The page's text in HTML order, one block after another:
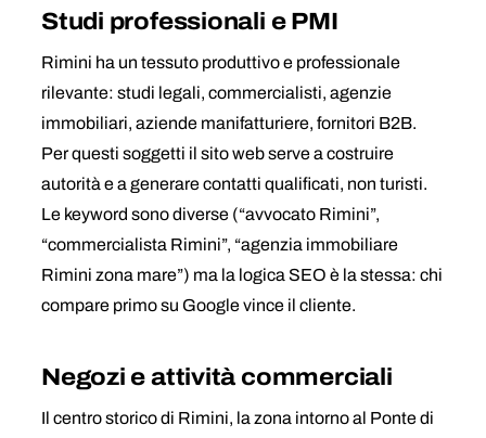
Studi professionali e PMI
Rimini ha un tessuto produttivo e professionale
rilevante: studi legali, commercialisti, agenzie
immobiliari, aziende manifatturiere, fornitori B2B.
Per questi soggetti il sito web serve a costruire
autorità e a generare contatti qualificati, non turisti.
Le keyword sono diverse (“avvocato Rimini”,
“commercialista Rimini”, “agenzia immobiliare
Rimini zona mare”) ma la logica SEO è la stessa: chi
compare primo su Google vince il cliente.
Negozi e attività commerciali
Il centro storico di Rimini, la zona intorno al Ponte di